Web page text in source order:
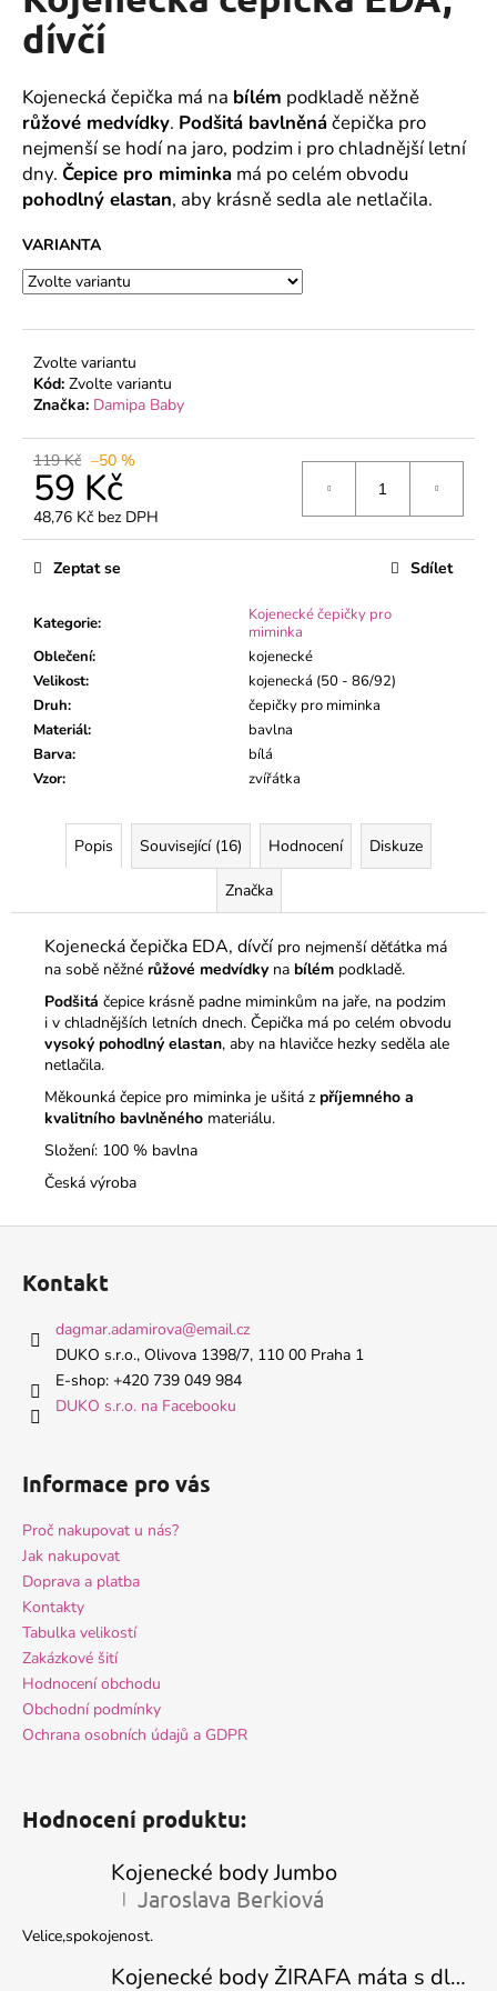
0,0
z
hvězdiček.
dívčí
Kojenecká čepička má na bílém podkladě něžně
růžové medvídky. Podšitá bavlněnáčepička pro
nejmenší se hodí na jaro, podzim i pro chladnější letní
dny. Čepice pro miminka má po celém obvodu
pohodlný elastan, aby krásně sedla ale netlačila.
VARIANTA
Zvolte variantu
Kód: Zvolte variantu
Značka: Damipa Baby
119 Kč –50 %
59 Kč
48,76 Kč bez DPH
Měrná
cena:
Kategorie:
Kojenecké čepičky pro
miminka
Oblečení:
kojenecké
Velikost:
kojenecká (50 - 86/92)
Druh:
čepičky pro miminka
Materiál:
bavlna
Barva:
bílá
Vzor: zvířátka
Zeptat se Sdílet
Popis Související (16) Hodnocení Diskuze
Značka
Kojenecká čepička EDA, dívčí pro nejmenší děťátka má
na sobě něžné růžové medvídky na bílém podkladě.
Podšitá čepice krásně padne miminkům na jaře, na podzim
i v chladnějších letních dnech. Čepička má po celém obvodu
vysoký pohodlný elastan, aby na hlavičce hezky seděla ale
netlačila.
Měkounká čepice pro miminka je ušitá z příjemného a
kvalitního bavlněného materiálu.
Složení: 100 % bavlna
Česká výroba
a
j
í
t
?
D
o
p
u
e
e
KOJENECKÝ
KABÁTEK
MÉĎA
ZELENÝ
195
Kontakt
dagmar.adamirova@email.cz
DUKO s.r.o., Olivova 1398/7, 110 00 Praha 1
E-shop: +420 739 049 984
DUKO s.r.o. na Facebooku
Informace pro vás
Proč nakupovat u nás?
Jak nakupovat
Doprava a platba
Kontakty
Tabulka velikostí
Zakázkové šití
Hodnocení obchodu
Obchodní podmínky
Ochrana osobních údajů a GDPR
Hodnocení produktu:
Kojenecké body Jumbo
Hodnocení produktu je 5 z 5 hvězdiček.
| Jaroslava Berkiová
Velice,spokojenost.
Kojenecké body ŽIRAFA máta s dlouhým rukávem